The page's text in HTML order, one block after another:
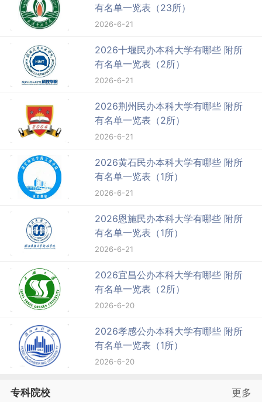
有名单一览表（23所）
2026-6-21
2026十堰民办本科大学有哪些 附所
有名单一览表（2所）
2026-6-21
2026荆州民办本科大学有哪些 附所
有名单一览表（2所）
2026-6-21
2026黄石民办本科大学有哪些 附所
有名单一览表（1所）
2026-6-21
2026恩施民办本科大学有哪些 附所
有名单一览表（1所）
2026-6-21
2026宜昌公办本科大学有哪些 附所
有名单一览表（2所）
2026-6-20
2026孝感公办本科大学有哪些 附所
有名单一览表（1所）
2026-6-20
专科院校 更多